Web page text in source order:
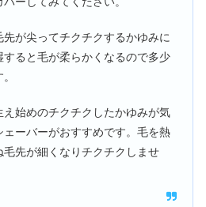
が尖ってチクチクするかゆみに
すると毛が柔らかくなるので多少
え始めのチクチクしたかゆみが気
ーバーがおすすめです。毛を熱
先が細くなりチクチクしませ